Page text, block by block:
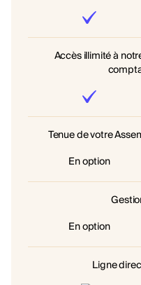
Accès illimité à
Tenue de votre
En option
En option
Ligne